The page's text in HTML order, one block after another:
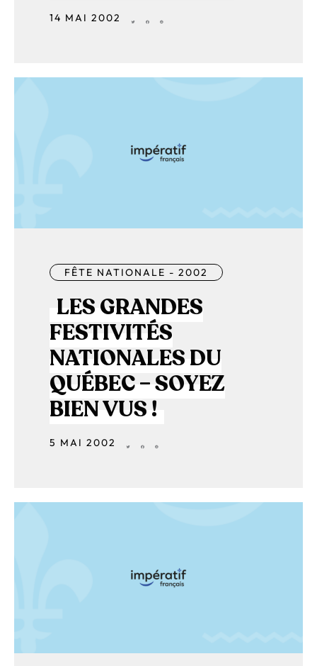
14 MAI 2002
FÊTE NATIONALE - 2002
LES GRANDES
FESTIVITÉS
NATIONALES DU
QUÉBEC – SOYEZ
BIEN VUS !
5 MAI 2002